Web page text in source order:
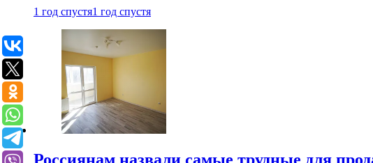
1 год спустя1 год спустя
Россиянам назвали самые трудные для